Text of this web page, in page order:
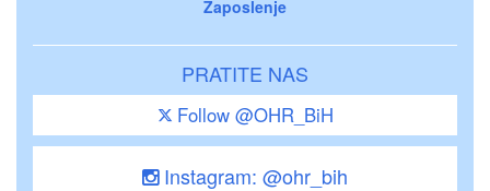
Zaposlenje
PRATITE NAS
Follow @OHR_BiH
Instagram: @ohr_bih